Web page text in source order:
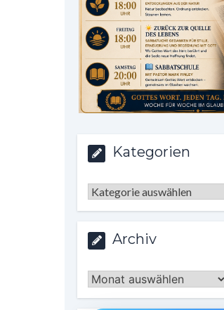
Kategorien
Kategorien
Archiv
Archiv